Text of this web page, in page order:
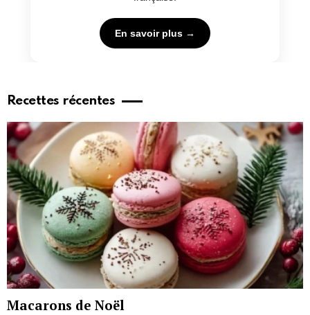
En savoir plus →
Recettes récentes
Macarons de Noël